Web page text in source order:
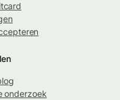
onderzoek